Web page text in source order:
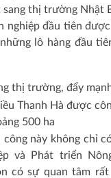
thị trường Nhật
nghiệp đầu tiên
lô hàng đầu
Thanh Hà được
500 ha
này không chỉ
và Phát triển
có sự quan tâm